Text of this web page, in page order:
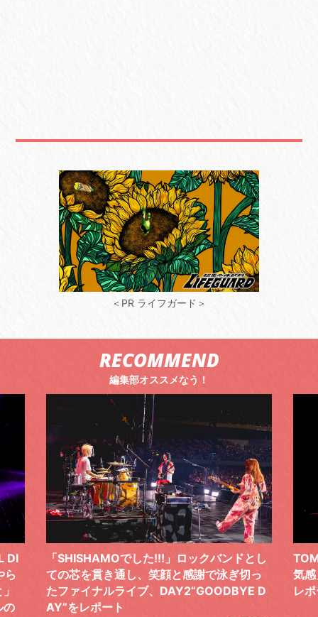
＜PR ライフガード＞
RECOMMEND
編集部オススメなう！
し
っ
D
TOMOO、３台の鍵盤で「6月から7月の空
気感」を鮮やかに描いた、FC限定ライブを
レポート
筋
の
と